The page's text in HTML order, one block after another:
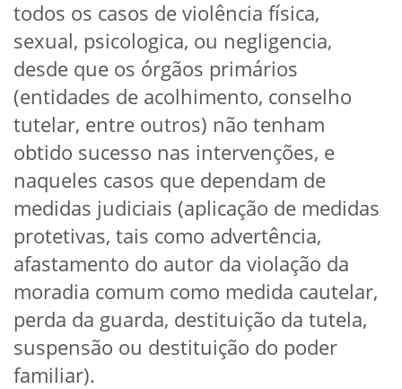
todos os casos de violência física,
sexual, psicologica, ou negligencia,
desde que os órgãos primários
(entidades de acolhimento, conselho
tutelar, entre outros) não tenham
obtido sucesso nas intervenções, e
naqueles casos que dependam de
medidas judiciais (aplicação de medidas
protetivas, tais como advertência,
afastamento do autor da violação da
moradia comum como medida cautelar,
perda da guarda, destituição da tutela,
suspensão ou destituição do poder
familiar).